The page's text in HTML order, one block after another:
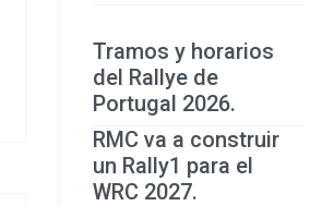
Tramos y horarios
del Rallye de
Portugal 2026.
RMC va a construir
un Rally1 para el
WRC 2027.